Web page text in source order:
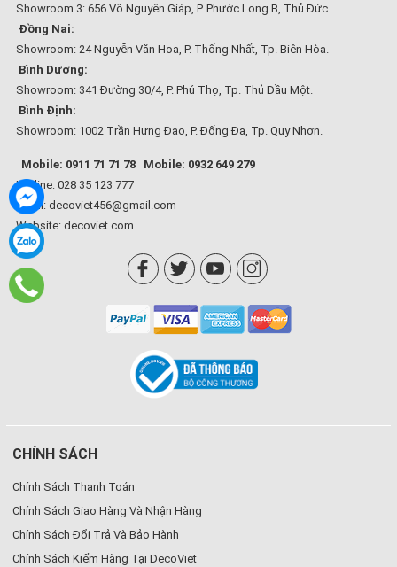
Showroom 3: 656 Võ Nguyên Giáp, P. Phước Long B, Thủ Đức.
Đồng Nai:
Showroom: 24 Nguyễn Văn Hoa, P. Thống Nhất, Tp. Biên Hòa.
Bình Dương:
Showroom: 341 Đường 30/4, P. Phú Thọ, Tp. Thủ Dầu Một.
Bình Định:
Showroom: 1002 Trần Hưng Đạo, P. Đống Đa, Tp. Quy Nhơn.
Mobile: 0911 71 71 78
Mobile: 0932 649 279
Hotline: 028 35 123 777
Email: decoviet456@gmail.com
Website: decoviet.com
CHÍNH SÁCH
Chính Sách Thanh Toán
Chính Sách Giao Hàng Và Nhận Hàng
Chính Sách Đổi Trả Và Bảo Hành
Chính Sách Kiểm Hàng Tại DecoViet